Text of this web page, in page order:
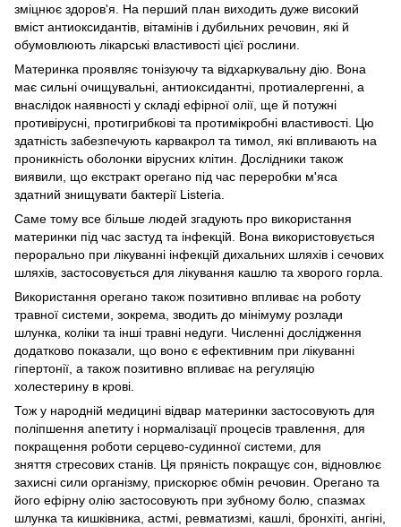
зміцнює здоров'я. На перший план виходить дуже високий
вміст антиоксидантів, вітамінів і дубильних речовин, які й
обумовлюють лікарські властивості цієї рослини.
Материнка проявляє тонізуючу та відхаркувальну дію. Вона
має сильні очищувальні, антиоксидантні, протиалергенні, а
внаслідок наявності у складі ефірної олії, ще й потужні
противірусні, протигрибкові та протимікробні властивості. Цю
здатність забезпечують карвакрол та тимол, які впливають на
проникність оболонки вірусних клітин. Дослідники також
виявили, що екстракт орегано під час переробки м'яса
здатний знищувати бактерії Listeria.
Саме тому все більше людей згадують про використання
материнки під час застуд та інфекцій. Вона використовується
перорально при лікуванні інфекцій дихальних шляхів і сечових
шляхів, застосовується для лікування кашлю та хворого горла.
Використання орегано також позитивно впливає на роботу
травної системи, зокрема, зводить до мінімуму розлади
шлунка, коліки та інші травні недуги. Численні дослідження
додатково показали, що воно є ефективним при лікуванні
гіпертонії, а також позитивно впливає на регуляцію
холестерину в крові.
Тож у народній медицині відвар материнки застосовують для
поліпшення апетиту і нормалізації процесів травлення, для
покращення роботи серцево-судинної системи, для
зняття стресових станів. Ця пряність покращує сон, відновлює
захисні сили організму, прискорює обмін речовин. Орегано та
його ефірну олію застосовують при зубному болю, спазмах
шлунка та кишківника, астмі, ревматизмі, кашлі, бронхіті, ангіні,